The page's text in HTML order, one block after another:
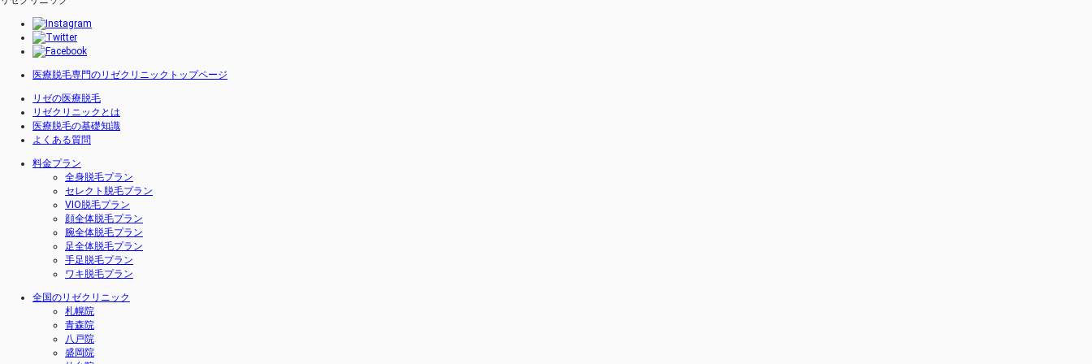
医療脱毛専門のリゼクリニックトップページ
リゼの医療脱毛
リゼクリニックとは
医療脱毛の基礎知識
よくある質問
料金プラン
全身脱毛プラン
セレクト脱毛プラン
VIO脱毛プラン
顔全体脱毛プラン
腕全体脱毛プラン
足全体脱毛プラン
手足脱毛プラン
ワキ脱毛プラン
全国のリゼクリニック
札幌院
青森院
八戸院
盛岡院